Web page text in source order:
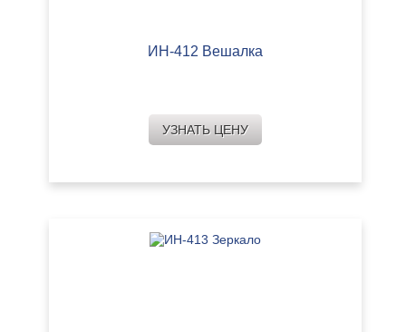
ИН-412 Вешалка
УЗНАТЬ ЦЕНУ